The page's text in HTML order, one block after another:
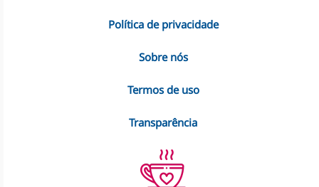
Política de privacidade
Sobre nós
Termos de uso
Transparência